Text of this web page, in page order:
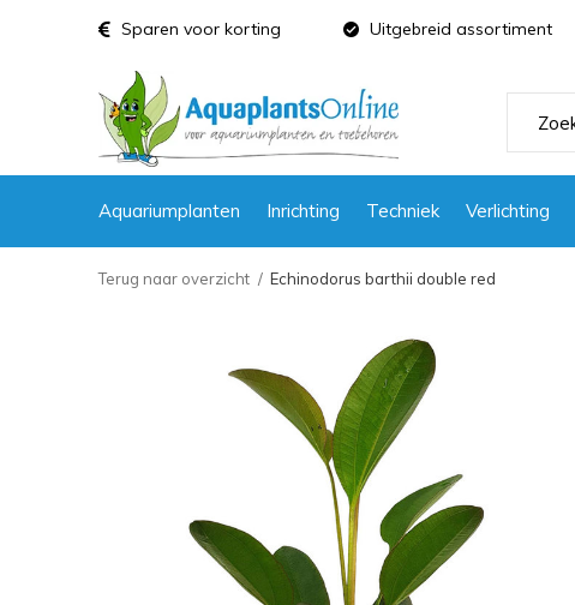
Aquariumplanten Inrichting Techniek Verlichting
Sparen voor korting Uitgebreid assortiment
Terug naar overzicht Echinodorus barthii double red